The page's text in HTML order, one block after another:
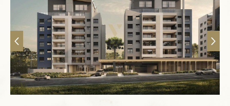
Imóveis à venda
Empreendimentos
Blog